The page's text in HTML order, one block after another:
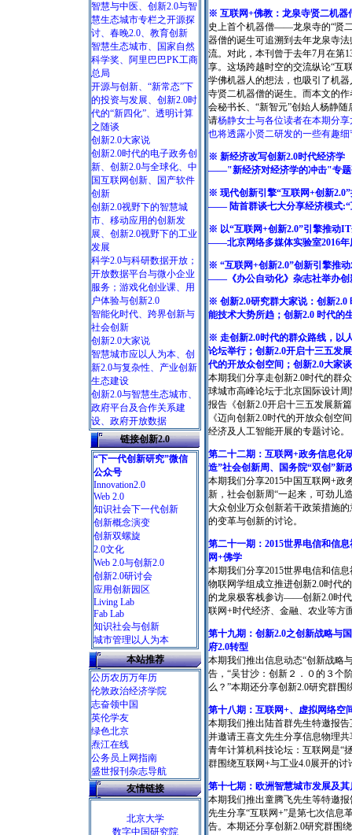
智慧与中医、创新2.0与智
慧生态城市专栏之开源探
讨、春晚2.0、教育创新
智慧生态城市、国家自然
科学奖、阿里巴巴PK工商
总局
开源与创新、“新常态”下
的投资与发展、创新2.0时
代的“新四化”、透明计算
之随谈
创新2.0大家说
创新2.0时代的电子政务创
新、创新2.0与全球化、中
国互联网创新、国产软件
创新
创新2.0视野下的智慧城
市、移动应用的创新发
展、创新2.0视野下的工业
发展
科学2.0与科研数据开放；
开放数据平台与微小企业
服务；游戏化创业课、用
户体验与创新2.0
智能化时代、跨界创新与
社会创新
创新2.0大家说
智慧城市应以人为本、创
新2.0与复杂性、产业创新
生态建设
创新2.0与智慧生态城市、
政府平台及合作关系建
设、政府开放数据
链接创新2.0
“下一代创新研究”微信
公众号
Innovation2.0
Web 2.0
知识社会下一代创新
创新概念演变
创新双螺旋
2.0文化
Web 2.0与创新2.0
创新2.0研讨会
应用创新园区
Living Lab
Fab Lab
知识社会与创新
城市管理以人为本
本站推荐
公历农历万年历
伦敦政治经济学院
志奋领中国
英伦学友
绿色北京
焘江在线
公务员上网指南
盛世报刊杂志导航
友情链接
北京大学
数字中国研究院
※ 互联网+佛教：龙泉寺贤二机器
史上首个机器僧——龙泉寺的“贤
器僧的诞生可追溯到去年龙泉寺
流。对此，本刊曾于去年7月在第
享。这场跨越时空的交流纵论“互
学佛机器人的想法，也吸引了机
寺贤二机器僧的诞生。而本文的
会秘书长、“新智元”创始人杨静
请杨静女士与各位读者在本期分
也将透露小贤二研发的一些有趣细
※ 新经济改写创新2.0时代经济学
——"新经济对经济学的冲击"专题
※ 现代创新引擎“互联网+创新
—— 陆首群谈七大分享经济模式:“
※ 以“互联网+创新2.0”引擎推动
——北京网络多媒体实验室2016年
※ “互联网+创新2.0”创新引擎推
——《办公自动化》杂志社举办创
※ 创新2.0研究群大家说：创新2.0
能技术大势所趋；创新2.0 时代的
※ 走创新2.0时代的群众路线，以
论坛举行；创新2.0开启十三五发
代的开放众创空间；创新2.0大家
本期我们分享走创新2.0时代的群
球城市高峰论坛于北京国际设计
报告《创新2.0开启十三五发展新
《迈向创新2.0时代的开放众创空
经济及人工智能开展的专题讨论。
第二十二期：互联网+政务信息化
造”社会创新周、国务院“双创”新
本期我们分享2015中国互联网+政
新，社会创新周“一起来，可劲儿
大众创业万众创新若干政策措施
的变革与创新的讨论。
第二十一期： 2015世界电信和信
网+佛学
本期我们分享2015世界电信和信
物联网学组成立推进创新2.0时代
的龙泉极客栈参访——创新2.0时
联网+时代经济、金融、农业等方
第十九期：创新2.0之创新战略与
府2.0转型
本期我们推出信息动态“创新战略
告，“吴甘沙：创新２．０的３个
么？”本期还分享创新2.0研究群
第十八期：互联网+、虚拟网络空
本期我们推出陆首群先生特邀报
并邀请王喜文先生分享信息物理
青年计算机科技论坛：互联网是“
群围绕互联网+与工业4.0展开的讨
第十七期：欧洲智慧城市发展及其
本期我们推出童腾飞先生等特邀
先生分享“互联网+”是第七次信息
告。本期还分享创新2.0研究群围